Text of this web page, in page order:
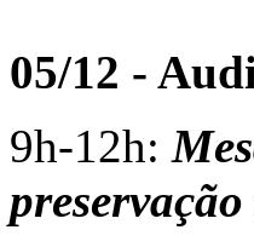
05/12 -
9h-12h: